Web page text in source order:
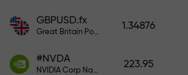
GBPUSD.fx
Great Britain Pound vs US Dollar
1.34876
#NVDA
NVIDIA Corp Nasdaq Stock Exchange (Nasdaq) USD
223.95